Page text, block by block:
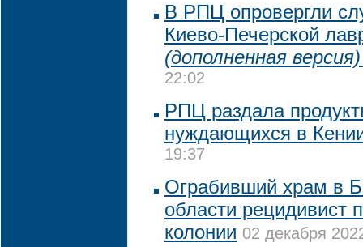
В РПЦ опровергли
Киево-Печерской
(дополненная версия)
22:02
РПЦ раздала
нуждающихся в
19:37
Ограбивший храм в
области рецидивист
колонии 02 декабря